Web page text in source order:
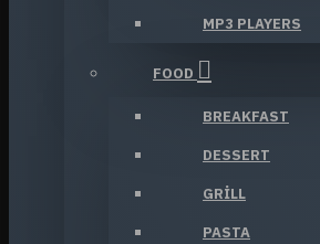
MP3 PLAYERS
FOOD
BREAKFAST
DESSERT
GRILL
PASTA